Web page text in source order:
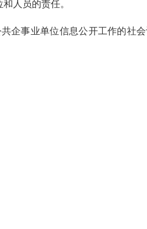
人员的责任。
事业单位信息公开工作的社会